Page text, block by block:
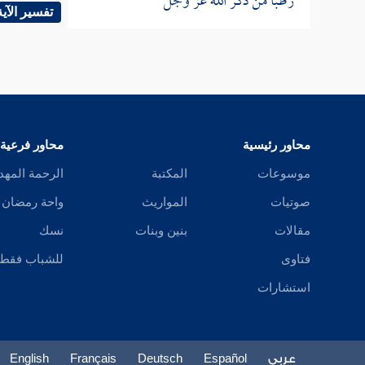
،
عبد
معذبا
تجارة
تفسير
محاور رئيسية
موسوعات
صوتيات
مقالات
فتاوى
استشارات
المكتبة
المواريث
بنين وبنات
محاور فرعية
الرحمة
واحة رمضان
نسك
للشباب فقط
عربي Español
Deutsch
Français
English